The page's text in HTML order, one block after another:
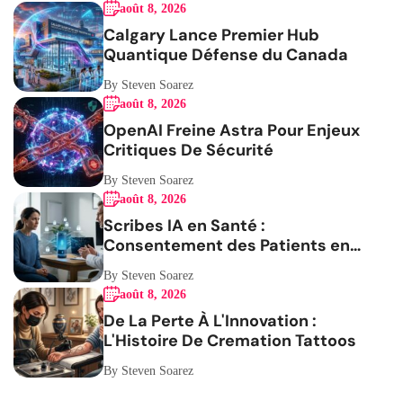
août 8, 2026
Calgary Lance Premier Hub
Quantique Défense du Canada
By Steven Soarez
août 8, 2026
OpenAI Freine Astra Pour Enjeux
Critiques De Sécurité
By Steven Soarez
août 8, 2026
Scribes IA en Santé :
Consentement des Patients en
Question
By Steven Soarez
août 8, 2026
De La Perte À L'Innovation :
L'Histoire De Cremation Tattoos
By Steven Soarez